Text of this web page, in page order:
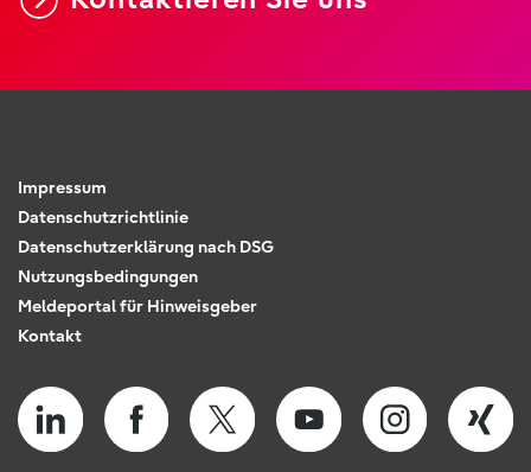
Impressum
Datenschutzrichtlinie
Datenschutzerklärung nach DSG
Nutzungsbedingungen
Meldeportal für Hinweisgeber
Kontakt